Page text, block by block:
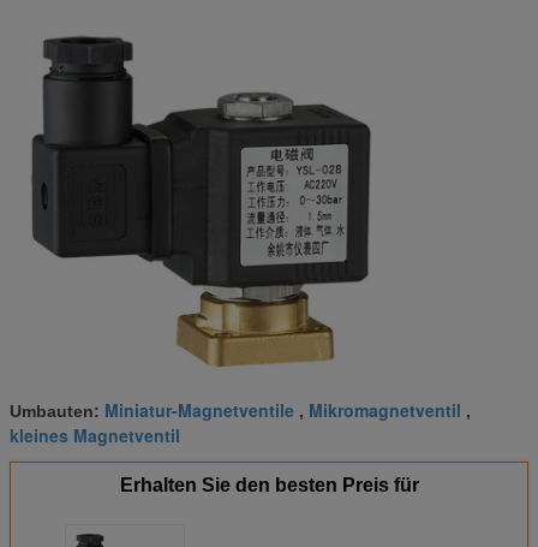
Umbauten: Miniatur-Magnetventile , Mikromagnetventil ,
kleines Magnetventil
Erhalten Sie den besten Preis für